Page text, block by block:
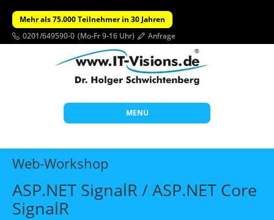
Mehr als 75.000 Teilnehmer in 30 Jahren
0201/649590-0 (Mo-Fr 9-16 Uhr) Anfrage
MENU
Start
Themen
Beratung
Web-Workshop
ASP.NET SignalR / ASP.NET Core
SignalR